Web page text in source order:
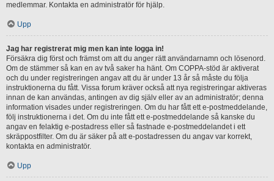
medlemmar. Kontakta en administratör för hjälp.
Upp
Jag har registrerat mig men kan inte logga in!
Försäkra dig först och främst om att du anger rätt användarnamn och lösenord.
Om de stämmer så kan en av två saker ha hänt. Om COPPA-stöd är aktiverat
och du under registreringen angav att du är under 13 år så måste du följa
instruktionerna du fått. Vissa forum kräver också att nya registreringar aktiveras
innan de kan användas, antingen av dig själv eller av an administratör; denna
information visades under registreringen. Om du har fått ett e-postmeddelande,
följ instruktionerna i det. Om du inte fått ett e-postmeddelande så kanske du
angav en felaktig e-postadress eller så fastnade e-postmeddelandet i ett
skräppostfilter. Om du är säker på att e-postadressen du angav var korrekt,
kontakta en administratör.
Upp